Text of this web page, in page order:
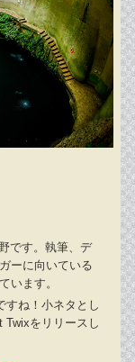
です。執筆、デ
ーに向いている
います。
すね！小ネタとし
Twixをリリースし